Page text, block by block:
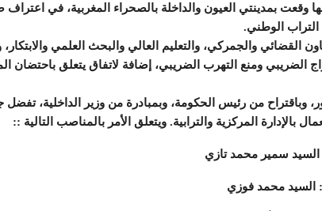
وقعت بمدينتي العيون والداخلة بالصحراء المغربية، في اعتراف
التراب الوطني.
القضائي والجمركي، والتعليم العالي والبحث العلمي والابتكار،
الضريبي ومنع التهرب الضريبي، إضافة لاتفاق يتعلق باحتضان
الفصل 49 من الدستور، وباقتراح من رئيس الحكومة، وبمبادرة من وزير الداخلية،
بالإدارة المركزية والترابية. ويتعلق الأمر بالمناصب التالية ::